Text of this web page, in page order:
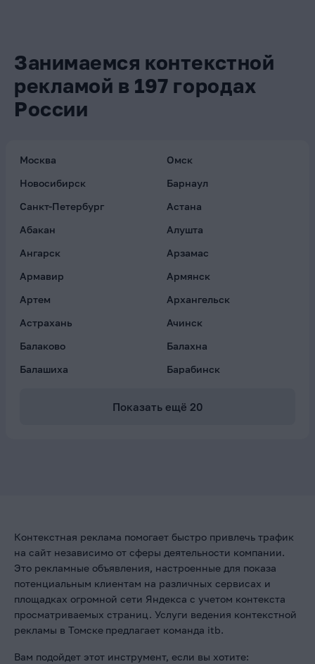
Занимаемся контекстной
рекламой в 197 городах
России
Москва
Омск
Новосибирск
Барнаул
Санкт-Петербург
Астана
Абакан
Алушта
Ангарск
Арзамас
Армавир
Армянск
Артем
Архангельск
Астрахань
Ачинск
Балаково
Балахна
Балашиха
Барабинск
Показать ещё 20
Контекстная реклама помогает быстро привлечь трафик
на сайт независимо от сферы деятельности компании.
Это рекламные объявления, настроенные для показа
потенциальным клиентам на различных сервисах и
площадках огромной сети Яндекса с учетом контекста
просматриваемых страниц. Услуги ведения контекстной
рекламы в Томске предлагает команда itb.
Вам подойдет этот инструмент, если вы хотите: